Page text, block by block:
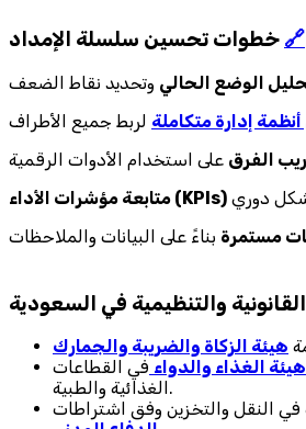
🔗
الوضع الحالي
إدارة متكاملة
الفرق
متابعة مؤشرات الأداء (KPIs)
مستمرة
هيئة الزكاة والضريبة والجمارك
هيئة الغذاء والدواء في القطاعات
الغذائية والطبية.
في النقل والتخزين وفق اشتراطات